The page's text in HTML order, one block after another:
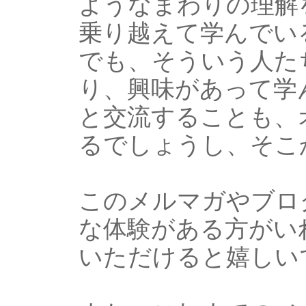
乗り越えて学んで
でも、そういう人
り、興味があって
と交流することも
るでしょうし、そ
このメルマガやブ
な体験がある方が
いただけると嬉しい